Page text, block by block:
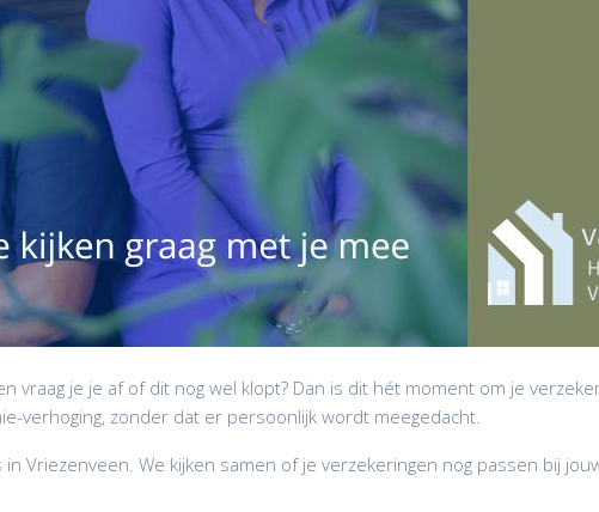
vraag je je af of dit nog wel klopt? Dan is dit hét moment om je
verhoging, zonder dat er persoonlijk wordt meegedacht.
Vriezenveen. We kijken samen of je verzekeringen nog passen bij